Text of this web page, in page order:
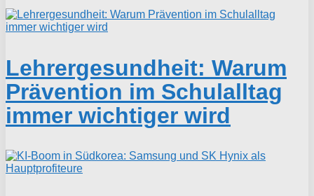
Lehrergesundheit: Warum
Prävention im Schulalltag
immer wichtiger wird